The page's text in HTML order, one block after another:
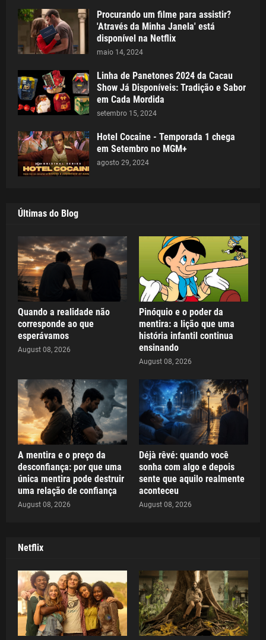
Procurando um filme para assistir?
'Através da Minha Janela' está
disponível na Netflix
maio 14, 2024
Linha de Panetones 2024 da Cacau
Show Já Disponíveis: Tradição e Sabor
em Cada Mordida
setembro 15, 2024
Hotel Cocaine - Temporada 1 chega
em Setembro no MGM+
agosto 29, 2024
Últimas do Blog
Quando a realidade não
corresponde ao que
esperávamos
August 08, 2026
Pinóquio e o poder da
mentira: a lição que uma
história infantil continua
ensinando
August 08, 2026
A mentira e o preço da
desconfiança: por que uma
única mentira pode destruir
uma relação de confiança
August 08, 2026
Déjà rêvé: quando você
sonha com algo e depois
sente que aquilo realmente
aconteceu
August 08, 2026
Netflix